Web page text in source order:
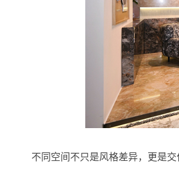
不同空间不只是风格差异，更是交